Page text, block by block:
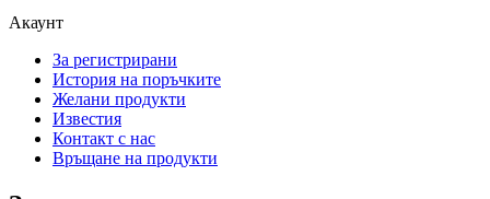
Акаунт
За регистрирани
История на поръчките
Желани продукти
Известия
Контакт с нас
Връщане на продукти